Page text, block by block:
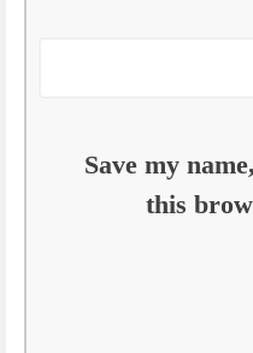
Save my
this